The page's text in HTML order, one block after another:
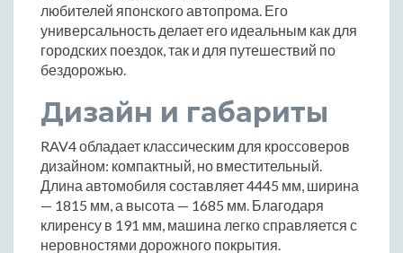
любителей японского автопрома. Его
универсальность делает его идеальным как для
городских поездок, так и для путешествий по
бездорожью.
Дизайн и габариты
RAV4 обладает классическим для кроссоверов
дизайном: компактный, но вместительный.
Длина автомобиля составляет 4445 мм, ширина
— 1815 мм, а высота — 1685 мм. Благодаря
клиренсу в 191 мм, машина легко справляется с
неровностями дорожного покрытия.